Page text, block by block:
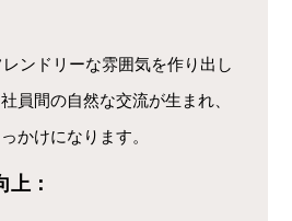
ンドリーな雰囲気を作り出し
員間の自然な交流が生まれ、
かけになります。
上：